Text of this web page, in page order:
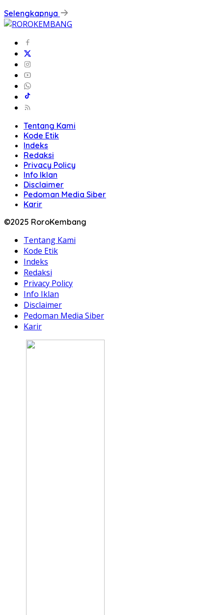
Selengkapnya
Tentang Kami
Kode Etik
Indeks
Redaksi
Privacy Policy
Info Iklan
Disclaimer
Pedoman Media Siber
Karir
©2025 RoroKembang
Tentang Kami
Kode Etik
Indeks
Redaksi
Privacy Policy
Info Iklan
Disclaimer
Pedoman Media Siber
Karir